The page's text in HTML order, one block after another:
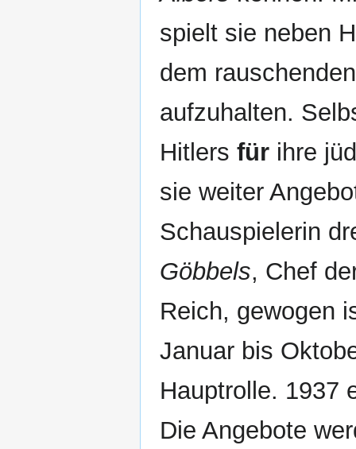
spielt sie neben
dem
aufzuhalten.
Hitlers für ihre
sie weiter
Schauspielerin
Göbbels, Chef
Reich, gewogen
Januar bis
Hauptrolle. 1937
Die Angebote